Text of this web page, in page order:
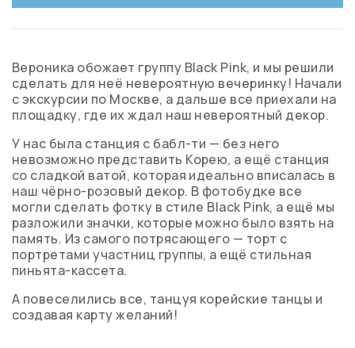
Вероника обожает группу Black Pink, и мы решили
сделать для неё невероятную вечеринку! Начали
с экскурсии по Москве, а дальше все приехали на
площадку, где их ждал наш невероятный декор.
У нас была станция с бабл-ти — без него
невозможно представить Корею, а ещё станция
со сладкой ватой, которая идеально вписалась в
наш чёрно-розовый декор. В фотобудке все
могли сделать фотку в стиле Black Pink, а ещё мы
разложили значки, которые можно было взять на
память. Из самого потрясающего — торт с
портретами участниц группы, а ещё стильная
пиньята-кассета.
А повеселились все, танцуя корейские танцы и
создавая карту желаний!